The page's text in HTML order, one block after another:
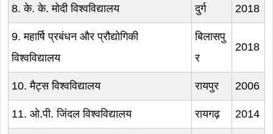
8. के. के. मोदी विश्वविद्यालय दुर्ग 2018
9. महार्षि प्रबंधन और प्रौद्योगिकी
विश्वविद्यालय
बिलासपु
र
2018
10. मैट्स विश्वविद्यालय रायपुर 2006
11. ओ.पी. जिंदल विश्वविद्यालय रायगढ़ 2014